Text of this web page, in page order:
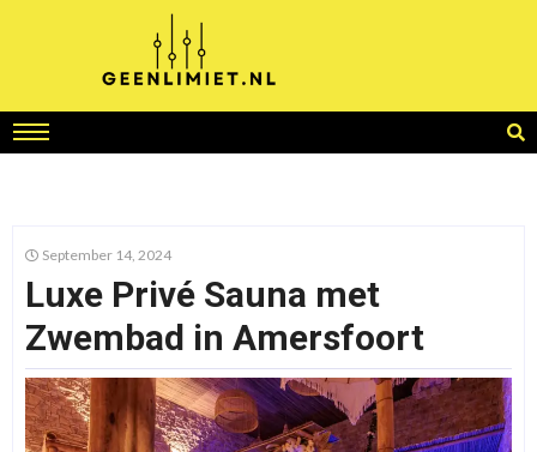
September 14, 2024
Luxe Privé Sauna met
Zwembad in Amersfoort